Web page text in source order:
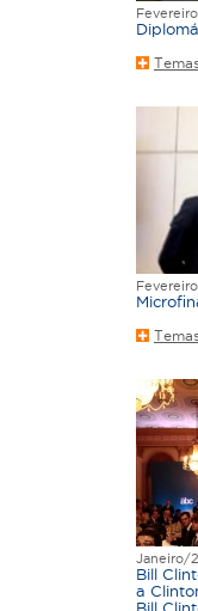
Janeiro/
Bill
a
Bill